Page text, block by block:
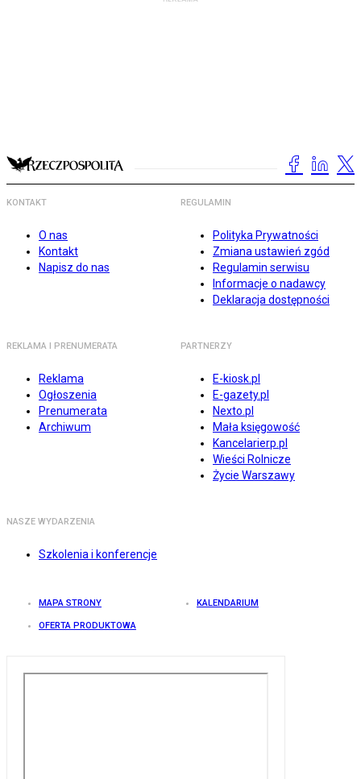
KONTAKT
O nas
Kontakt
Napisz do nas
REGULAMIN
Polityka Prywatności
Zmiana ustawień zgód
Regulamin serwisu
Informacje o nadawcy
Deklaracja dostępności
REKLAMA I PRENUMERATA
Reklama
Ogłoszenia
Prenumerata
Archiwum
PARTNERZY
E-kiosk.pl
E-gazety.pl
Nexto.pl
Mała księgowość
Kancelarierp.pl
Wieści Rolnicze
Życie Warszawy
NASZE WYDARZENIA
Szkolenia i konferencje
MAPA STRONY KALENDARIUM
OFERTA PRODUKTOWA